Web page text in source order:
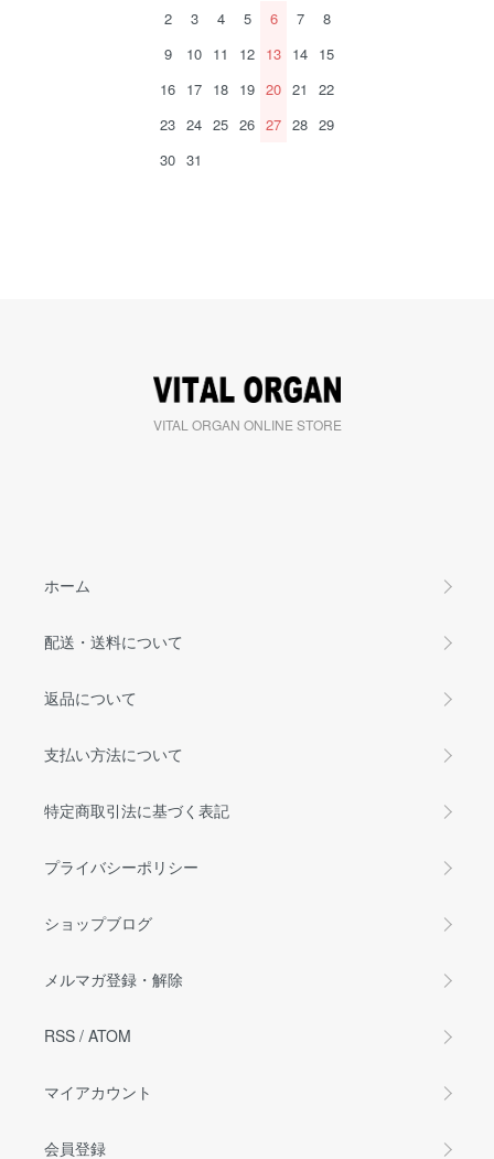
2
3 4 5 6 7
8
9
10 11 12 13 14 15
16 17 18 19 20 21
22
23 24 25 26 27 28 29
30 31
VITAL ORGAN ONLINE STORE
ホーム
配送・送料について
返品について
支払い方法について
特定商取引法に基づく表記
プライバシーポリシー
ショップブログ
メルマガ登録・解除
RSS / ATOM
マイアカウント
会員登録